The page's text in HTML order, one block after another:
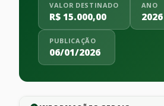
VALOR DESTINADO
R$ 15.000,00
ANO
2026
PUBLICAÇÃO
06/01/2026